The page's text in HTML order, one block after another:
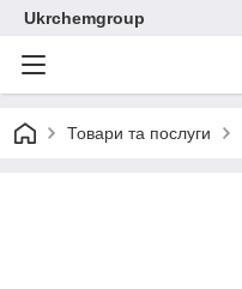
Ukrchemgroup
Товари та послуги